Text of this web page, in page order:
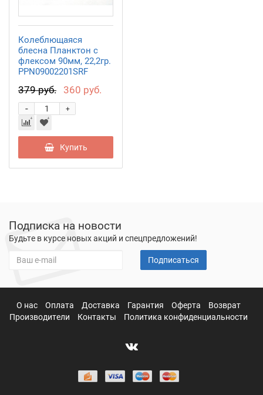
Колеблющаяся
блесна Планктон с
флексом 90мм, 22,2гр.
PPN09002201SRF
379 руб. 360 руб.
+
-
Купить
Подписка на новости
Будьте в курсе новых акций и спецпредложений!
Подписаться
О нас Оплата Доставка Гарантия Оферта
Возврат
Производители
Контакты Политика конфиденциальности